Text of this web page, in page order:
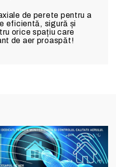
de perete pentru a
eficientă, sigură și
orice spațiu care
de aer proaspăt!